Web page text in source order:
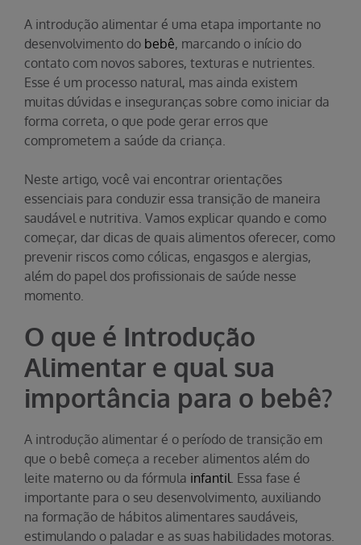
A introdução alimentar é uma etapa importante no
desenvolvimento do bebê, marcando o início do
contato com novos sabores, texturas e nutrientes.
Esse é um processo natural, mas ainda existem
muitas dúvidas e inseguranças sobre como iniciar da
forma correta, o que pode gerar erros que
comprometem a saúde da criança.
Neste artigo, você vai encontrar orientações
essenciais para conduzir essa transição de maneira
saudável e nutritiva. Vamos explicar quando e como
começar, dar dicas de quais alimentos oferecer, como
prevenir riscos como cólicas, engasgos e alergias,
além do papel dos profissionais de saúde nesse
momento.
O que é Introdução
Alimentar e qual sua
importância para o bebê?
A introdução alimentar é o período de transição em
que o bebê começa a receber alimentos além do
leite materno ou da fórmula infantil. Essa fase é
importante para o seu desenvolvimento, auxiliando
na formação de hábitos alimentares saudáveis,
estimulando o paladar e as suas habilidades motoras.